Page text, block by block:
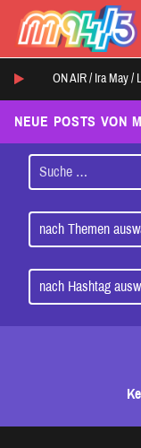
ON AIR / Ira May /
NEUE POSTS VON